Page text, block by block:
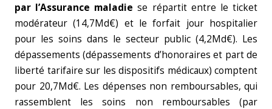
par l’Assurance maladie se répartit entre le ticket
modérateur (14,7Md€) et le forfait jour hospitalier
pour les soins dans le secteur public (4,2Md€). Les
dépassements (dépassements d’honoraires et part de
liberté tarifaire sur les dispositifs médicaux) comptent
pour 20,7Md€. Les dépenses non remboursables, qui
rassemblent les soins non remboursables (par